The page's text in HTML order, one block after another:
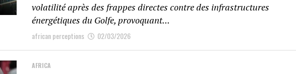
volatilité après des frappes directes contre des infrastructures
énergétiques du Golfe, provoquant...
african perceptions 02/03/2026
AFRICA